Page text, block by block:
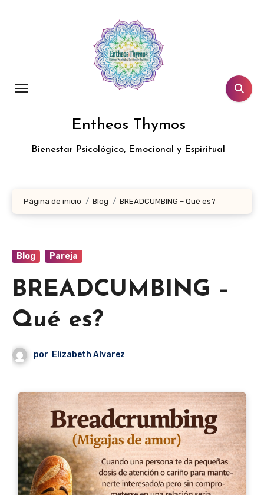
Entheos Thymos
Bienestar Psicológico, Emocional y Espiritual
Página de inicio Blog BREADCUMBING – Qué es?
Blog Pareja
BREADCUMBING –
Qué es?
por Elizabeth Alvarez